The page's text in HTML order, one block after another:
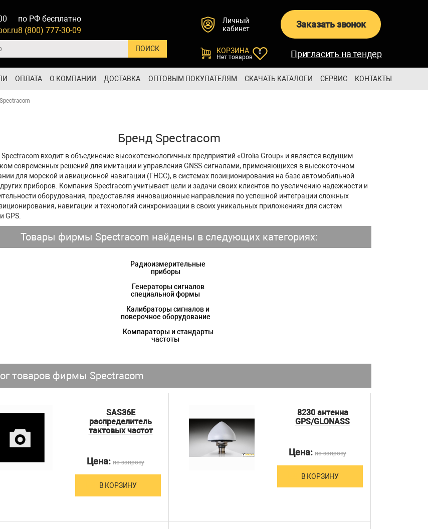
по РФ бесплатно
8 (800) 777-30-09
Личный
кабинет
Заказать звонок
КОРЗИНА
Нет товаров
0 Пригласить на тендер
ОПЛАТА О КОМПАНИИ ДОСТАВКА ОПТОВЫМ ПОКУПАТЕЛЯМ СКАЧАТЬ КАТАЛОГИ СЕРВИС КОНТАКТЫ
Spectracom
Бренд Spectracom
входит в объединение высокотехнологичных предприятий «Orolia Group» и является ведущим
современных решений для имитации и управления GNSS-сигналами, применяющихся в высокоточном
для морской и авиационной навигации (ГНСС), в системах позиционирования на базе автомобильной
приборов. Компания Spectracom учитывает цели и задачи своих клиентов по увеличению надежности и
оборудования, предоставляя инновационные направления по успешной интеграции сложных
навигации и технологий синхронизации в своих уникальных приложениях для систем
GPS.
Товары фирмы Spectracom найдены в следующих категориях:
Радиоизмерительные
приборы
Генераторы сигналов
специальной формы
Калибраторы сигналов и
поверочное оборудование
Компараторы и стандарты
частоты
товаров фирмы Spectracom
SAS36E
распределитель
тактовых частот
Цена: по запросу
В КОРЗИНУ
8230 антенна
GPS/GLONASS
Цена: по запросу
В КОРЗИНУ